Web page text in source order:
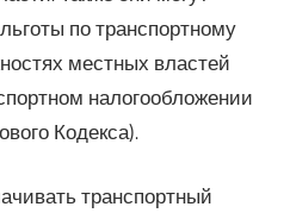
по транспортному
местных властей
налогообложении
Кодекса).
транспортный